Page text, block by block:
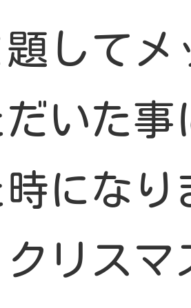
してメ
いた事
になり
リスマ